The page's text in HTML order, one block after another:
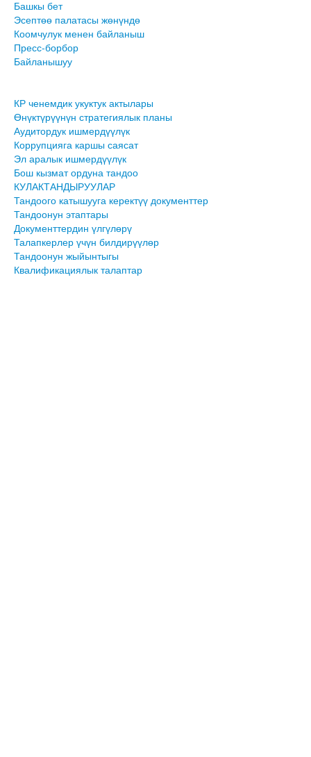
Башкы бет
Эсептөө палатасы жөнүндө
Коомчулук менен байланыш
Пресс-борбор
Байланышуу
КР ченемдик укуктук актылары
Өнүктүрүүнүн стратегиялык планы
Аудитордук ишмердүүлүк
Коррупцияга каршы саясат
Эл аралык ишмердүүлүк
Бош кызмат ордуна тандоо
КУЛАКТАНДЫРУУЛАР
Тандоого катышууга керектүү документтер
Тандоонун этаптары
Документтердин үлгүлөрү
Талапкерлер үчүн билдирүүлөр
Тандоонун жыйынтыгы
Квалификациялык талаптар